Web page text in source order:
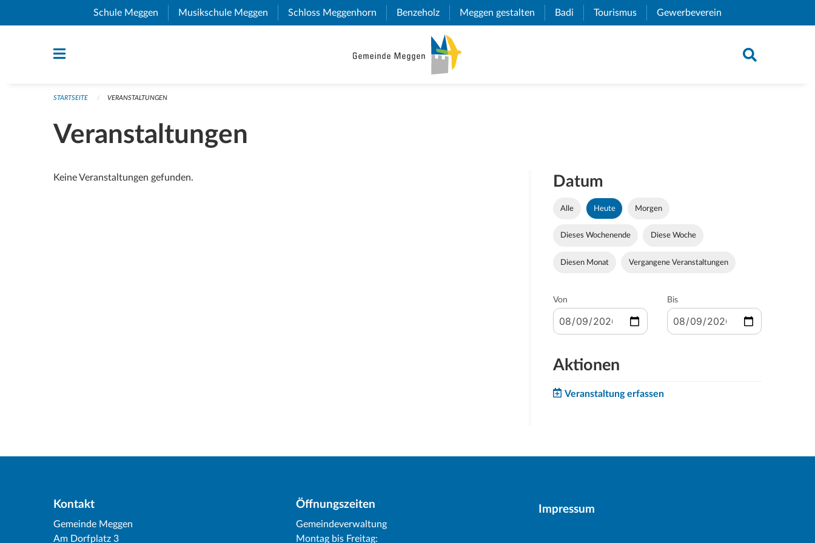
Navigation überspringen
Schule Meggen (External Link)
Musikschule Meggen (External Link)
Schloss Meggenhorn (External Link)
Benzeholz (External Link)
Meggen gestalten (External Link)
Badi (External Link)
Tourismus (External Link)
Gewerbeverein
STARTSEITE VERANSTALTUNGEN
Veranstaltungen
Keine Veranstaltungen gefunden. Datum
Alle Heute Morgen
Dieses Wochenende Diese Woche
Diesen Monat Vergangene Veranstaltungen
Von Bis
Aktionen
Veranstaltung erfassen
Kontakt
Gemeinde Meggen
Am Dorfplatz 3
Öffnungszeiten
Gemeindeverwaltung
Montag bis Freitag:
Impressum